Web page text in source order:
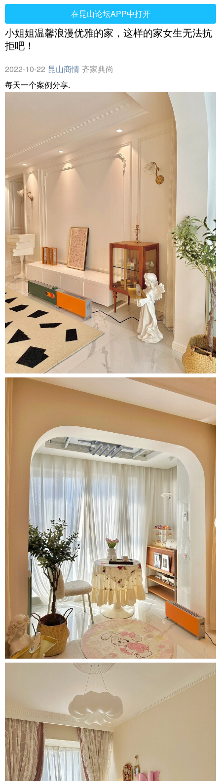
在昆山论坛APP中打开
小姐姐温馨浪漫优雅的家，这样的家女生无法抗
拒吧！
2022-10-22 昆山商情 齐家典尚
每天一个案例分享.